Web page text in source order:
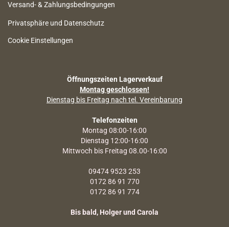
Versand- & Zahlungsbedingungen
Privatsphäre und Datenschutz
Cookie Einstellungen
Öffnungszeiten Lagerverkauf
Montag geschlossen!
Dienstag bis Freitag nach tel. Vereinbarung
Telefonzeiten
Montag 08:00-16:00
Dienstag 12:00-16:00
Mittwoch bis Freitag 08.00-16:00
09474 9523 253
0172 86 91 770
0172 86 91 774
Bis bald, Holger und Carola